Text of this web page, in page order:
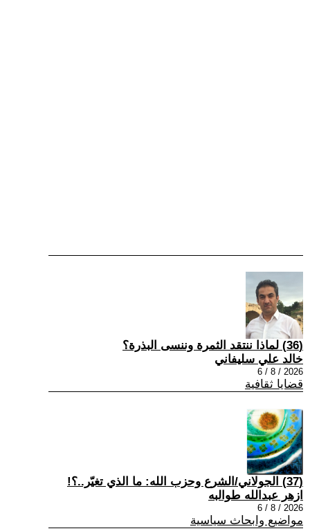
(36) لماذا ننتقد الثمرة وننسى البذرة؟
خالد علي سليفاني
2026 / 8 / 6
قضايا ثقافية
(37) الجولاني/الشرع وحزب الله: ما الذي تغيّر..؟!
ازهر عبدالله طوالبه
2026 / 8 / 6
مواضيع وابحاث سياسية